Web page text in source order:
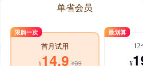
单省会员
限购一次
首月试用
¥14.9 ¥39
最划算
12
¥